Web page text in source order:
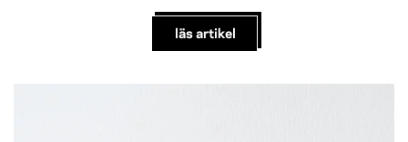
läs artikel